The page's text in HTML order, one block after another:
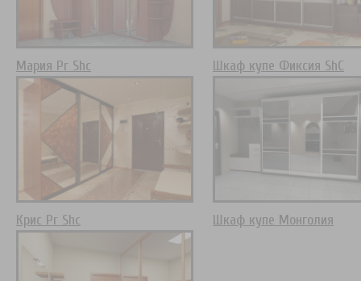
Мария Pr Shc Шкаф купе Фиксия ShC
Крис Pr Shc Шкаф купе Монголия